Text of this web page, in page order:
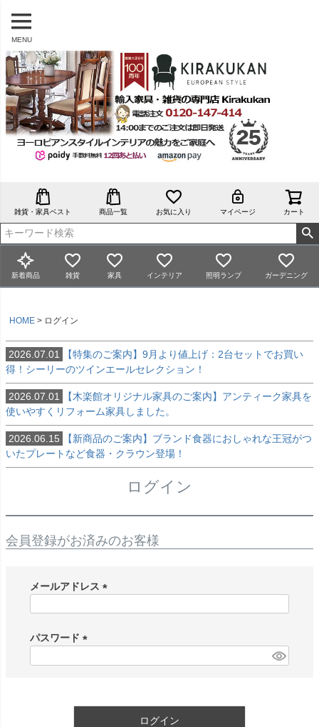
MENU
雑貨・家具ベスト 商品一覧 お気に入り マイページ カート
新着商品 雑貨 家具 インテリア 照明ランプ ガーデニング
HOME ログイン
2026.07.01
【特集のご案内】9月より値上げ：2台セットでお買い
得！シーリーのツインエールセレクション！
2026.07.01
【木楽館オリジナル家具のご案内】アンティーク家具を
使いやすくリフォーム家具しました。
2026.06.15
【新商品のご案内】ブランド食器におしゃれな王冠がつ
いたプレートなど食器・クラウン登場！
ログイン
会員登録がお済みのお客様
メールアドレス
)
パスワード
ログイン